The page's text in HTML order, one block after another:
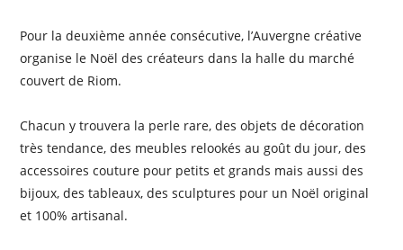
Pour la deuxième année consécutive, l’Auvergne créative
organise le Noël des créateurs dans la halle du marché
couvert de Riom.
Chacun y trouvera la perle rare, des objets de décoration
très tendance, des meubles relookés au goût du jour, des
accessoires couture pour petits et grands mais aussi des
bijoux, des tableaux, des sculptures pour un Noël original
et 100% artisanal.